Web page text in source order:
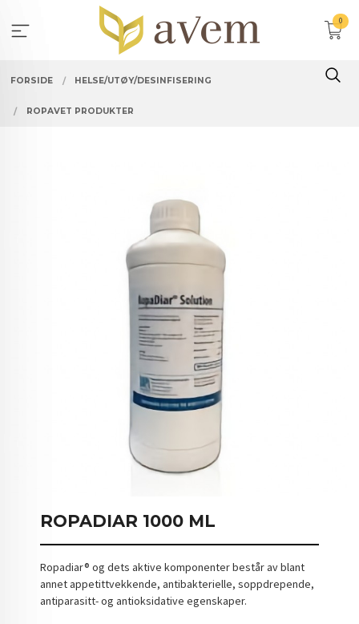
innholdet
0
FORSIDE HELSE/UTØY/DESINFISERING
ROPAVET PRODUKTER
ROPADIAR 1000 ML
Ropadiar® og dets aktive komponenter består av blant
annet appetittvekkende, antibakterielle, soppdrepende,
antiparasitt- og antioksidative egenskaper.